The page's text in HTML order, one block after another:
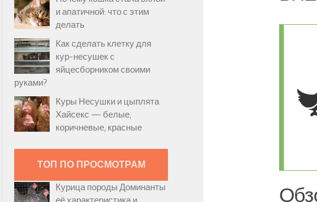
и апатичной: что с этим
делать
Как сделать клетку для
кур-несушек с
яйцесборником своими
руками?
Куры Несушки и цыплята
Хайсекс — белые,
коричневые, красные
ТОП ПО ПРОСМОТРАМ
Курица породы Доминанты